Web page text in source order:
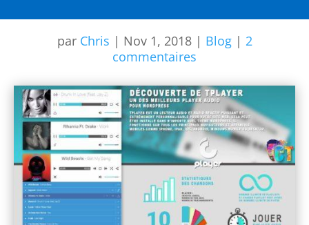
par Chris | Nov 1, 2018| Blog| 2
commentaires